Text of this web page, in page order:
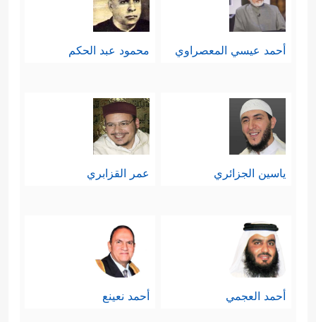
أحمد عيسي المعصراوي محمود عبد الحكم
ياسين الجزائري عمر القزابري
أحمد العجمي أحمد نعينع